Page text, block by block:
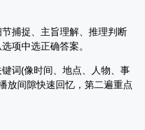
捕捉、主旨理解、推理判断
项中选正确答案。
词(像时间、地点、人物、事
放间隙快速回忆，第二遍重点